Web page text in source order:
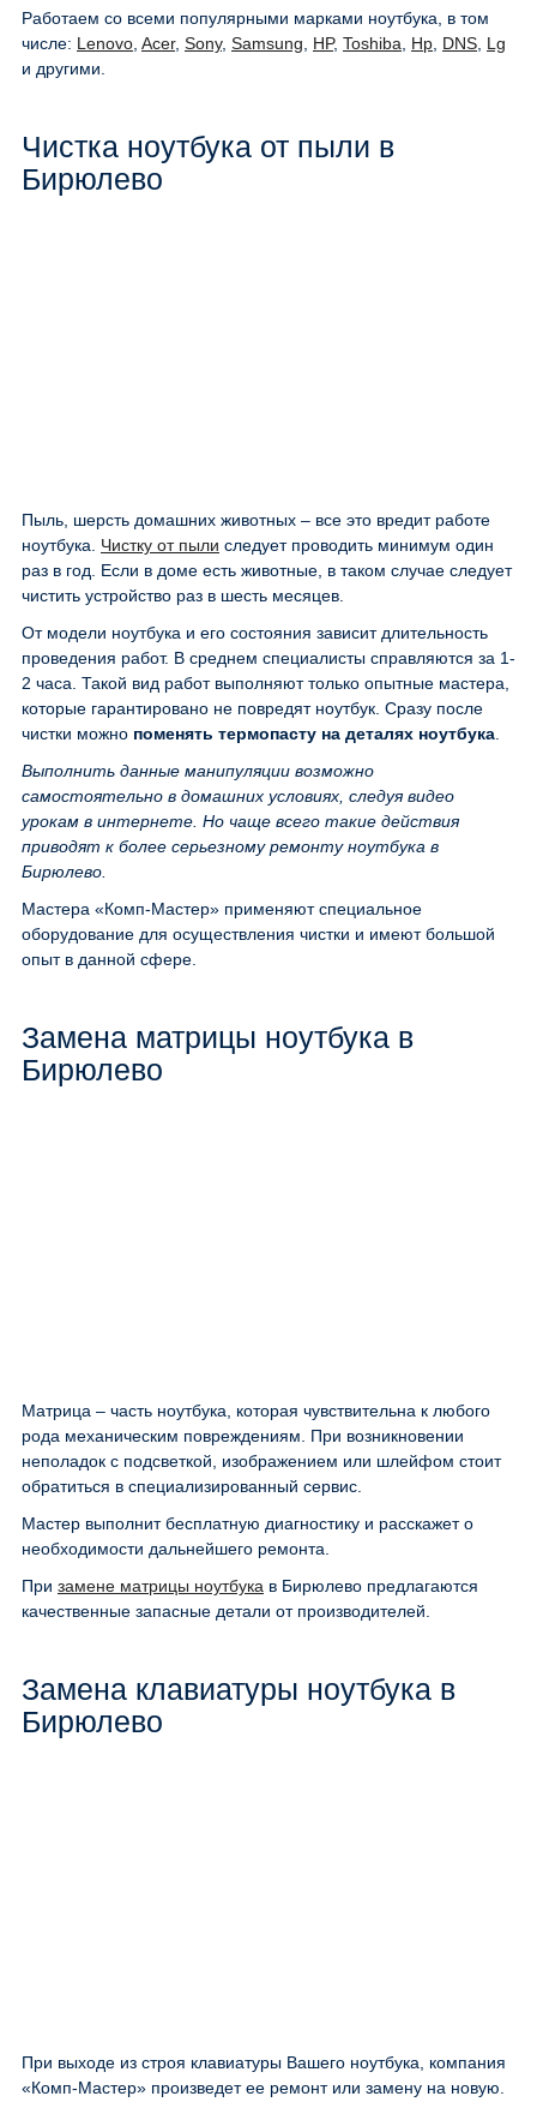
Работаем со всеми популярными марками ноутбука, в том
числе: Lenovo Acer, Sony, Samsung HP, Toshiba Hp DNS Lg
и другими.
Чистка ноутбука от пыли в
Бирюлево
Пыль, шерсть домашних животных – все это вредит работе
ноутбука. Чистку от пыли следует проводить минимум один
раз в год. Если в доме есть животные, в таком случае следует
чистить устройство раз в шесть месяцев.
От модели ноутбука и его состояния зависит длительность
проведения работ. В среднем специалисты справляются за 1-
2 часа. Такой вид работ выполняют только опытные мастера,
которые гарантировано не повредят ноутбук. Сразу после
чистки можно поменять термопасту на деталях ноутбука
Выполнить данные манипуляции возможно
самостоятельно в домашних условиях, следуя видео
урокам в интернете. Но чаще всего такие действия
приводят к более серьезному ремонту ноутбука в
Бирюлево.
Мастера «Комп-Мастер» применяют специальное
оборудование для осуществления чистки и имеют большой
опыт в данной сфере.
Замена матрицы ноутбука в
Бирюлево
Матрица – часть ноутбука, которая чувствительна к любого
рода механическим повреждениям. При возникновении
неполадок с подсветкой, изображением или шлейфом стоит
обратиться в специализированный сервис.
Мастер выполнит бесплатную диагностику и расскажет о
необходимости дальнейшего ремонта.
При замене матрицы ноутбука в Бирюлево предлагаются
качественные запасные детали от производителей.
Замена клавиатуры ноутбука в
Бирюлево
При выходе из строя клавиатуры Вашего ноутбука, компания
«Комп-Мастер» произведет ее ремонт или замену на новую.